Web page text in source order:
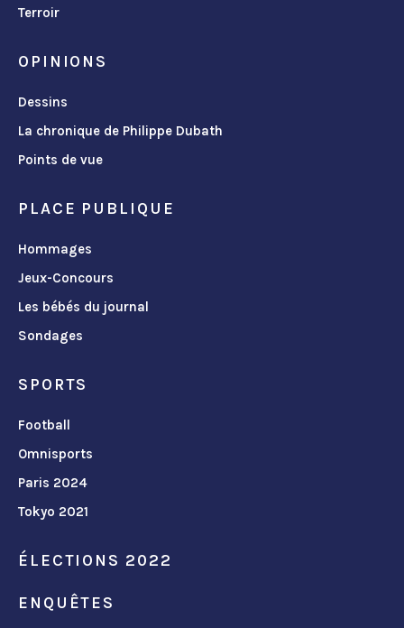
Terroir
OPINIONS
Dessins
La chronique de Philippe Dubath
Points de vue
PLACE PUBLIQUE
Hommages
Jeux-Concours
Les bébés du journal
Sondages
SPORTS
Football
Omnisports
Paris 2024
Tokyo 2021
ÉLECTIONS 2022
ENQUÊTES